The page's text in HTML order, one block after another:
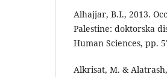
Alhajjar, B.I., 2013.
Palestine: doktorska
Human Sciences, pp.
Alkrisat, M. &